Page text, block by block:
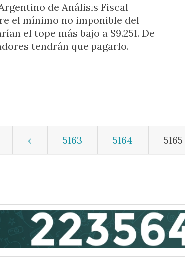
de Análisis Fiscal
el mínimo no imponible del
el tope más bajo a $9.251. De
tendrán que pagarlo.
‹ 5163 5164 5165